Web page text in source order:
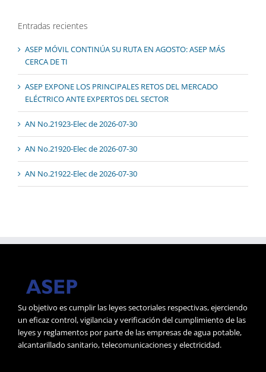
Entradas recientes
ASEP MÓVIL CONTINÚA SU RUTA EN AGOSTO: ASEP MÁS
CERCA DE TI
ASEP EXPONE LOS PRINCIPALES RETOS DEL MERCADO
ELÉCTRICO ANTE EXPERTOS DEL SECTOR
AN No.21923-Elec de 2026-07-30
AN No.21920-Elec de 2026-07-30
AN No.21922-Elec de 2026-07-30
Su objetivo es cumplir las leyes sectoriales respectivas, ejerciendo
un eficaz control, vigilancia y verificación del cumplimiento de las
leyes y reglamentos por parte de las empresas de agua potable,
alcantarillado sanitario, telecomunicaciones y electricidad.